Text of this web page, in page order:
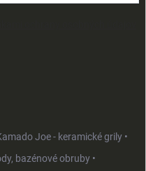
Joe - keramické grily •
bazénové obruby •